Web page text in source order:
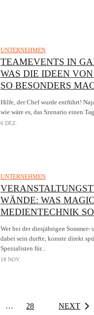
UNTERNEHMEN
TEAMEVENTS IN
WAS DIE IDEEN
SO BESONDERS
Hilfe, der Chef wurde entführt!
wie wäre es, das Szenario einen
6 DEZ.
UNTERNEHMEN
WÄNDE: WAS
MEDIENTECHNIK
Wer bei der diesjährigen
dabei sein durfte, konnte direkt
Spezialisten für...
18 NOV.
… 28 NEXT